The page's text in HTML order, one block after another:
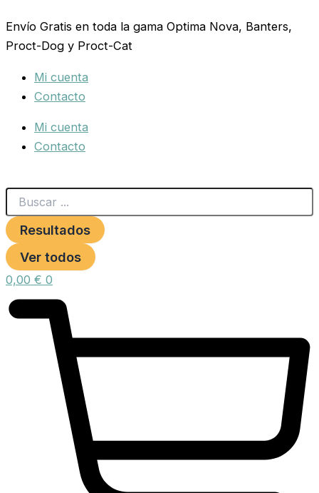
al
contenido
Envío Gratis en toda la gama Optima Nova, Banters,
Proct-Dog y Proct-Cat
Mi cuenta
Contacto
Mi cuenta
Contacto
...
Resultados
Ver todos
0,00 € 0
NYLON
15X120
ESCOCES
cantidad